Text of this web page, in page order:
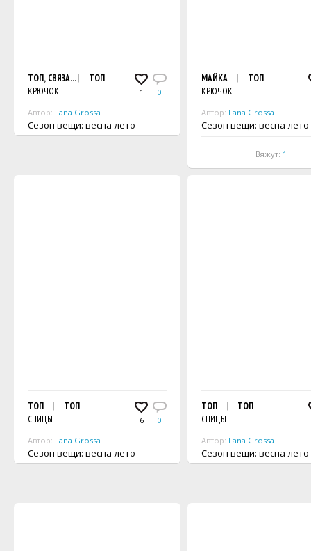
1 0
ТОП, СВЯЗАННЫЙ РЕШЕТЧАТЫМ УЗОРОМ
ТОП
КРЮЧОК
Автор: Lana Grossa
Сезон вещи: весна-лето
МАЙКА
ТОП
КРЮЧОК
Автор: Lana Grossa
Сезон вещи: весна-лето
Вяжут: 1
6 0
ТОП
ТОП
СПИЦЫ
Автор: Lana Grossa
Сезон вещи: весна-лето
ТОП
ТОП
СПИЦЫ
Автор: Lana Grossa
Сезон вещи: весна-лето